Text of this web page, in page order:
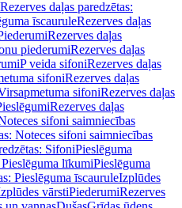
Rezerves daļas paredzētas:
īscauruleRezerves daļas
Rezerves daļas
piederumiRezerves daļas
P veida sifoniRezerves daļas
sifoniRezerves daļas
sifoniRezerves daļas
Rezerves daļas
sifoni saimniecības
Noteces sifoni saimniecības
SifoniPieslēguma
Pieslēguma līkumiPieslēguma
Pieslēguma īscauruleIzplūdes
vārstiPiederumiRezerves